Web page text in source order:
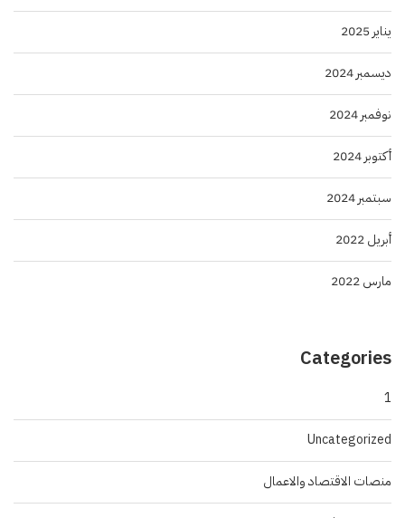
يناير 2025
ديسمبر 2024
نوفمبر 2024
أكتوبر 2024
سبتمبر 2024
أبريل 2022
مارس 2022
Categories
1
Uncategorized
منصات الاقتصاد والاعمال